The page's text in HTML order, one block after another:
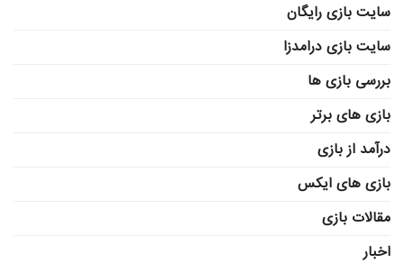
سایت بازی رایگان
سایت بازی درامدزا
بررسی بازی ها
بازی های برتر
درآمد از بازی
بازی های ایکس
مقالات بازی
اخبار